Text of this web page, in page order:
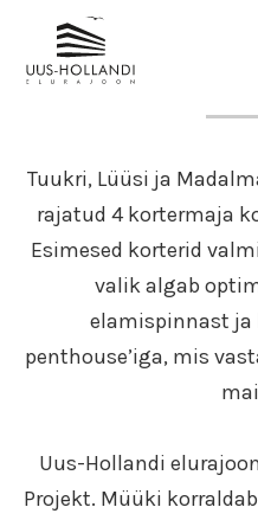
Tuukri, Lüüsi ja
rajatud 4 kortermaja
Esimesed korterid
valik algab
elamispinnast ja
penthouse’iga, mis
Uus-Hollandi
Projekt. Müüki